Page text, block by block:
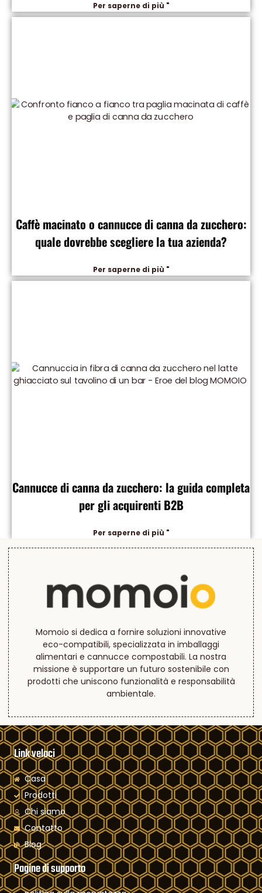
Per saperne di più "
Caffè macinato o cannucce di canna da zucchero:
quale dovrebbe scegliere la tua azienda?
Per saperne di più "
Cannucce di canna da zucchero: la guida completa
per gli acquirenti B2B
Per saperne di più "
Momoio si dedica a fornire soluzioni innovative
eco-compatibili, specializzata in imballaggi
alimentari e cannucce compostabili. La nostra
missione è supportare un futuro sostenibile con
prodotti che uniscono funzionalità e responsabilità
ambientale.
Link veloci
Casa
Prodotti
Chi siamo
Contatto
Blog
Pagine di supporto